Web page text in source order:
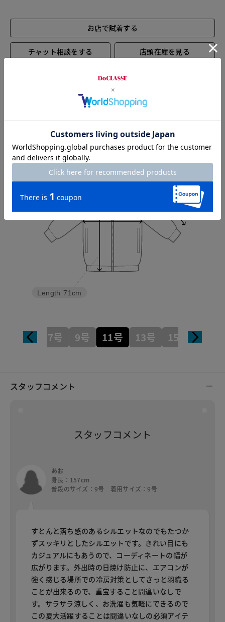
お店で試着する
チャット相談をする 店頭在庫を見る
Check the recommended size
Try this item on
Length 71cm
7号 9号 11号 13号 15号
スタッフコメント
スタッフコメント
あお
身長：157cm
普段のサイズ：9号 着用サイズ：9号
すとんと落ち感のあるシルエットなのでもたつか
ずスッキリとしたシルエットです。きれい目にも
カジュアルにもあうので、コーディネートの幅が
広がります。外出時の日焼け防止に、エアコンが
強く感じる場所での冷房対策としてさっと羽織る
ことが出来るので、重宝すること間違いなしで
す。サラサラ涼しく、お洗濯も気軽にできるので
この夏大活躍することは間違いなしの必須アイテ